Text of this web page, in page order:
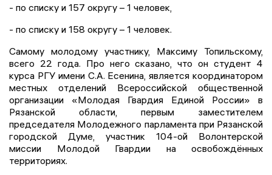
- по списку и 157 округу – 1 человек,
- по списку и 158 округу – 1 человек.
Самому молодому участнику, Максиму Топильскому,
всего 22 года. Про него сказано, что он студент 4
курса РГУ имени С.А. Есенина, является координатором
местных отделений Всероссийской общественной
организации «Молодая Гвардия Единой России» в
Рязанской области, первым заместителем
председателя Молодежного парламента при Рязанской
городской Думе, участник 104-ой Волонтерской
миссии Молодой Гвардии на освобождённых
территориях.